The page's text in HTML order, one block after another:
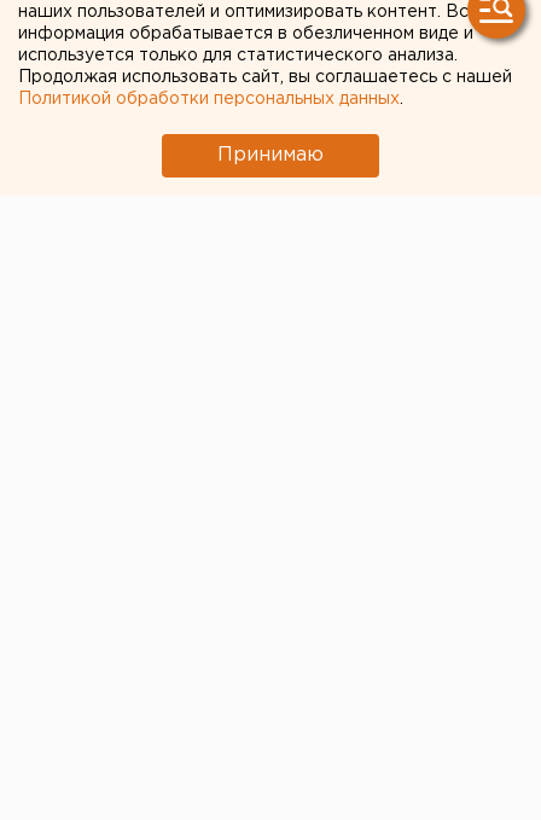
губернатора пожаловались
в прокуратуру из-за
неофициального закрытия
Челябинска
наших пользователей и оптимизировать контент. Вся
информация обрабатывается в обезличенном виде и
используется только для статистического анализа.
Продолжая использовать сайт, вы соглашаетесь с нашей
Политикой обработки персональных данных
Принимаю